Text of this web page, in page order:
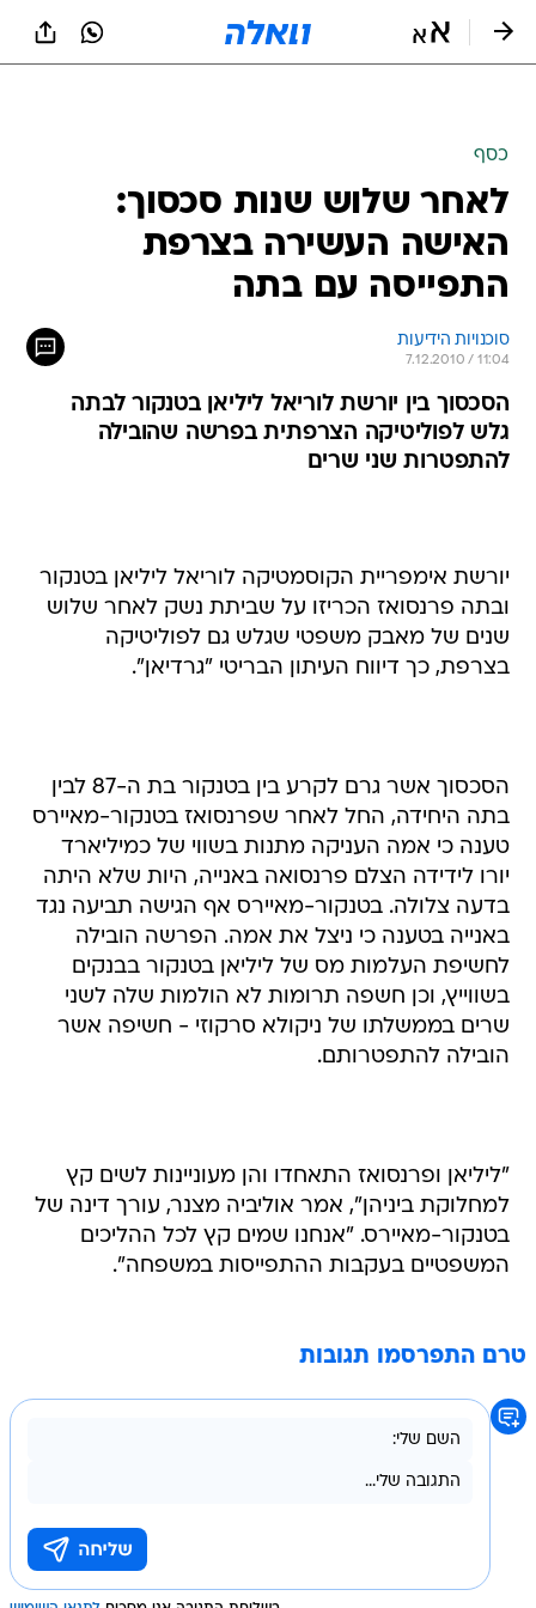
כסף
לאחר שלוש שנות סכסוך:
האישה העשירה בצרפת
התפייסה עם בתה
סוכנויות הידיעות
7.12.2010 / 11:04
הסכסוך בין יורשת לוריאל ליליאן בטנקור לבתה
גלש לפוליטיקה הצרפתית בפרשה שהובילה
להתפטרות שני שרים
יורשת אימפריית הקוסמטיקה לוריאל ליליאן בטנקור
ובתה פרנסואז הכריזו על שביתת נשק לאחר שלוש
שנים של מאבק משפטי שגלש גם לפוליטיקה
בצרפת, כך דיווח העיתון הבריטי "גרדיאן".
הסכסוך אשר גרם לקרע בין בטנקור בת ה-87 לבין
בתה היחידה, החל לאחר שפרנסואז בטנקור-מאיירס
טענה כי אמה העניקה מתנות בשווי של כמיליארד
יורו לידידה הצלם פרנסואה באנייה, היות שלא היתה
בדעה צלולה. בטנקור-מאיירס אף הגישה תביעה נגד
באנייה בטענה כי ניצל את אמה. הפרשה הובילה
לחשיפת העלמות מס של ליליאן בטנקור בבנקים
בשווייץ, וכן חשפה תרומות לא הולמות שלה לשני
שרים בממשלתו של ניקולא סרקוזי - חשיפה אשר
הובילה להתפטרותם.
"ליליאן ופרנסואז התאחדו והן מעוניינות לשים קץ
למחלוקת ביניהן", אמר אוליביה מצנר, עורך דינה של
בטנקור-מאיירס. "אנחנו שמים קץ לכל ההליכים
המשפטיים בעקבות ההתפייסות במשפחה".
טרם התפרסמו תגובות